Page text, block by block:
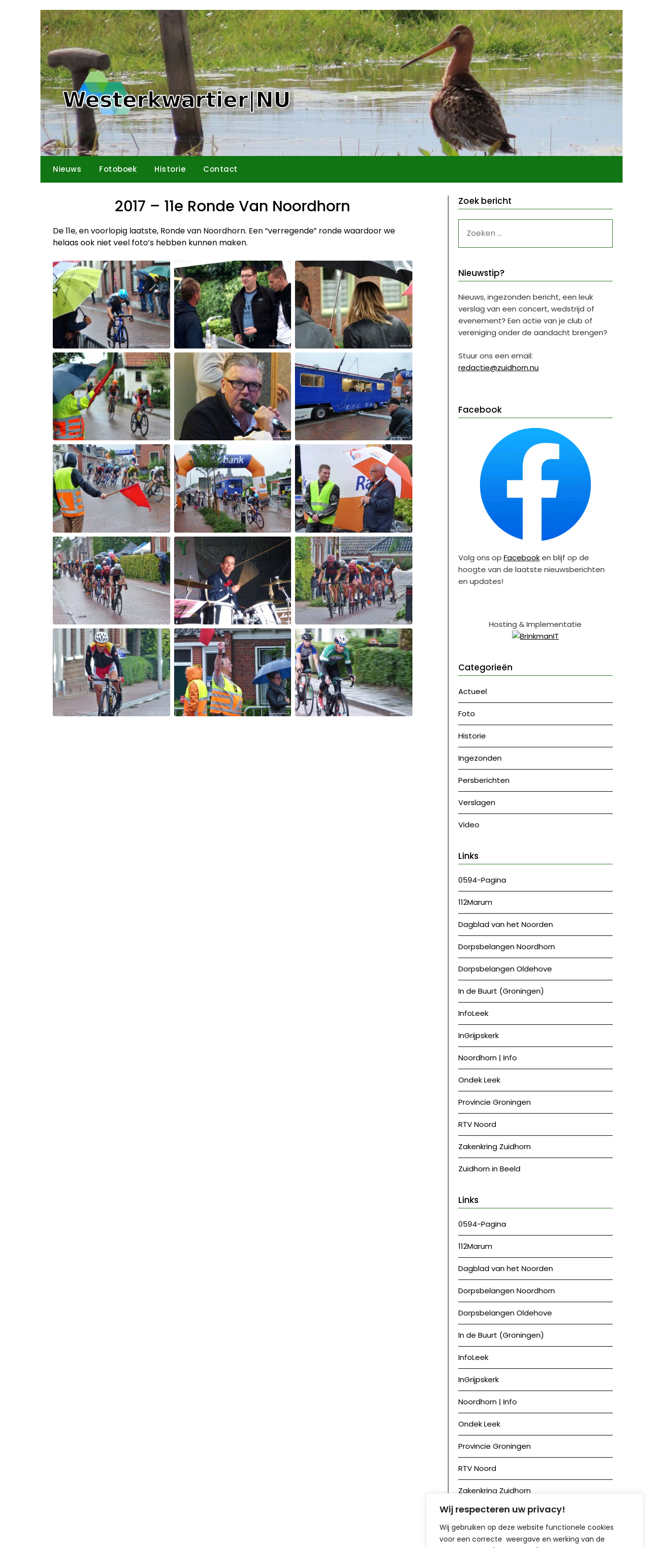
Wij respecteren uw privacy!
Wij gebruiken op deze website functionele cookies
voor een correcte weergave en werking van de
Nieuws Fotoboek Historie Contact
2017 – 11e Ronde Van Noordhorn
De 11e, en voorlopig laatste, Ronde van Noordhorn. Een “verregende” ronde waardoor we
helaas ook niet veel foto’s hebben kunnen maken.
Zoek bericht
NAAR:
Nieuwstip?
Nieuws, ingezonden bericht, een leuk
verslag van een concert, wedstrijd of
evenement? Een actie van je club of
vereniging onder de aandacht brengen?
Stuur ons een email:
redactie@zuidhorn.nu
Facebook
Volg ons op Facebooken blijf op de
hoogte van de laatste nieuwsberichten
en updates!
Hosting & Implementatie
Categorieën
Actueel
Foto
Historie
Ingezonden
Persberichten
Verslagen
Video
Links
0594-Pagina
112Marum
Dagblad van het Noorden
Dorpsbelangen Noordhorn
Dorpsbelangen Oldehove
In de Buurt (Groningen)
InfoLeek
InGrijpskerk
Noordhorn | Info
Ondek Leek
Provincie Groningen
RTV Noord
Zakenkring Zuidhorn
Zuidhorn in Beeld
Links
0594-Pagina
112Marum
Dagblad van het Noorden
Dorpsbelangen Noordhorn
Dorpsbelangen Oldehove
In de Buurt (Groningen)
InfoLeek
InGrijpskerk
Noordhorn | Info
Ondek Leek
Provincie Groningen
RTV Noord
Zakenkring Zuidhorn
Zuidhorn in Beeld
Achief